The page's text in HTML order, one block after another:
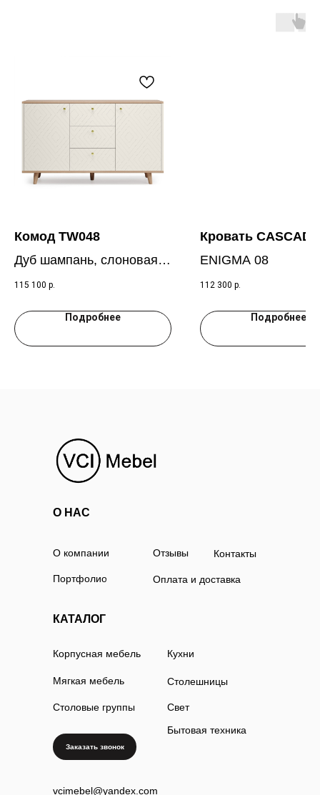
Комод TW048
Дуб шампань, слоновая
кость RAL 9001
115 100 р.
Подробнее
Кровать
ENIGMA 08
112 300 р.
Подробнее
О компании
О НАС
КАТАЛОГ
Портфолио
Контакты
Отзывы
Корпусная мебель
Оплата и доставка
Мягкая мебель
Столовые группы
vcimebel@yandex.com
Кухни
Столешницы
Свет
Бытовая техника
Заказать звонок